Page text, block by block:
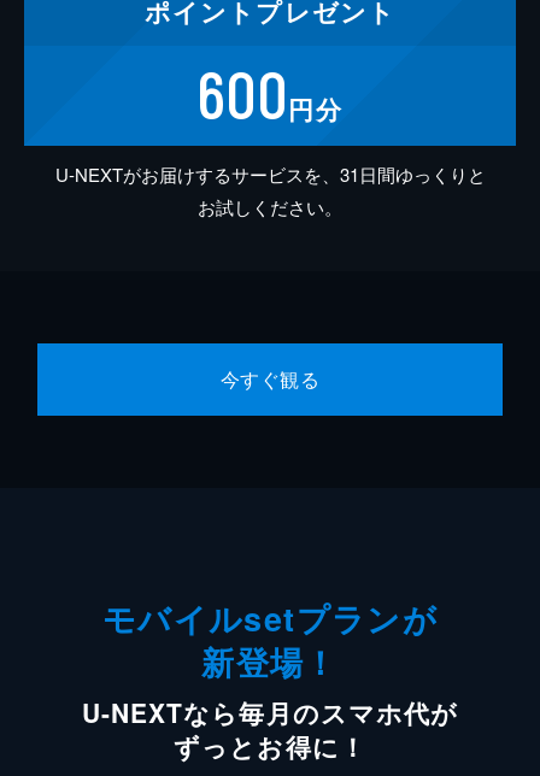
ポイント プレゼント
600円分
U-NEXTがお届けするサービスを、31日間ゆっくりと
お試しください。
今すぐ観る
モバイルsetプランが
新登場！
U-NEXTなら毎月のスマホ代が
ずっとお得に！